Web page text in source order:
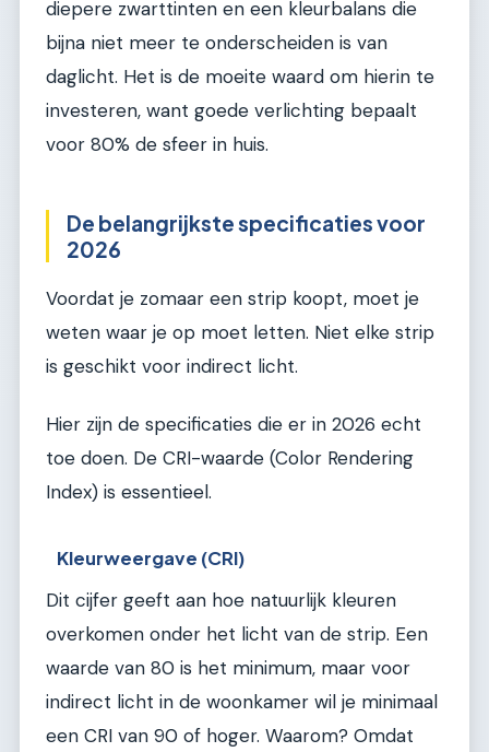
diepere zwarttinten en een kleurbalans die
bijna niet meer te onderscheiden is van
daglicht. Het is de moeite waard om hierin te
investeren, want goede verlichting bepaalt
voor 80% de sfeer in huis.
De belangrijkste specificaties voor
2026
Voordat je zomaar een strip koopt, moet je
weten waar je op moet letten. Niet elke strip
is geschikt voor indirect licht.
Hier zijn de specificaties die er in 2026 echt
toe doen. De CRI-waarde (Color Rendering
Index) is essentieel.
Kleurweergave (CRI)
Dit cijfer geeft aan hoe natuurlijk kleuren
overkomen onder het licht van de strip. Een
waarde van 80 is het minimum, maar voor
indirect licht in de woonkamer wil je minimaal
een CRI van 90 of hoger. Waarom? Omdat